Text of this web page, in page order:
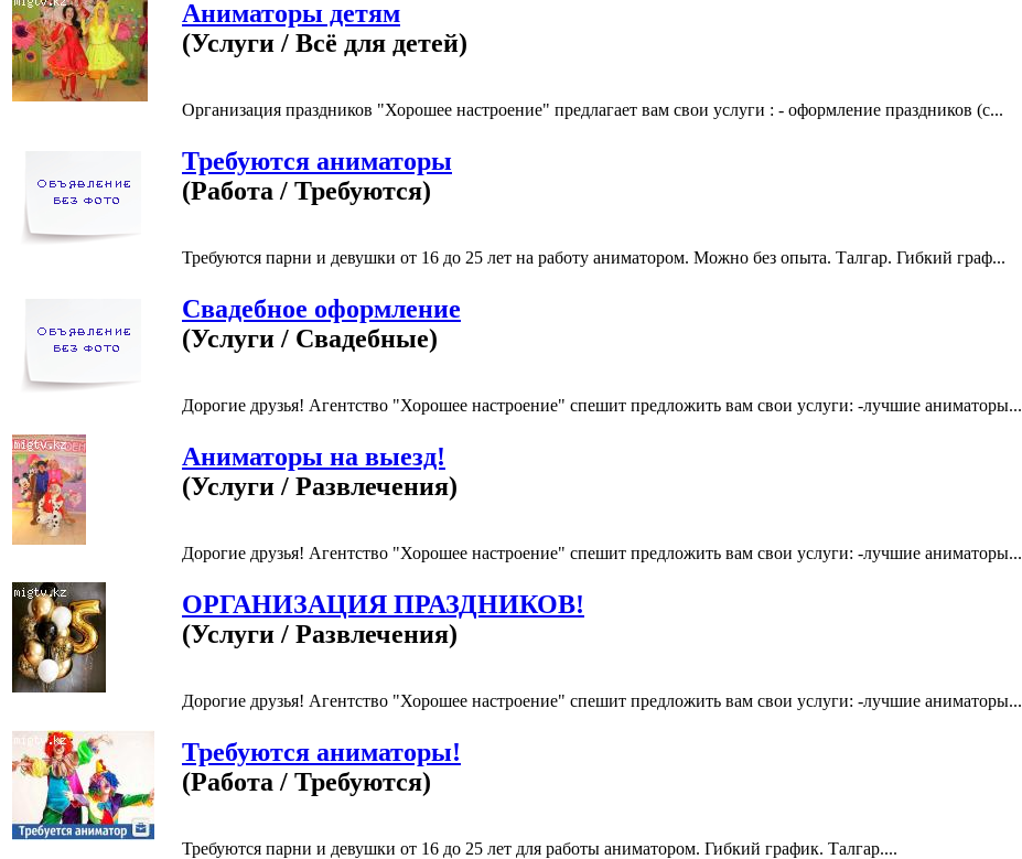
Аниматоры детям
(Услуги / Всё для детей)
Организация праздников "Хорошее настроение" предлагает вам свои услуги : - оформление праздников (с...
Требуются аниматоры
(Работа / Требуются)
Требуются парни и девушки от 16 до 25 лет на работу аниматором. Можно без опыта. Талгар. Гибкий граф...
Свадебное оформление
(Услуги / Свадебные)
Дорогие друзья! Агентство "Хорошее настроение" спешит предложить вам свои услуги: -лучшие аниматоры...
Аниматоры на выезд!
(Услуги / Развлечения)
Дорогие друзья! Агентство "Хорошее настроение" спешит предложить вам свои услуги: -лучшие аниматоры...
ОРГАНИЗАЦИЯ ПРАЗДНИКОВ!
(Услуги / Развлечения)
Дорогие друзья! Агентство "Хорошее настроение" спешит предложить вам свои услуги: -лучшие аниматоры...
Требуются аниматоры!
(Работа / Требуются)
Требуются парни и девушки от 16 до 25 лет для работы аниматором. Гибкий график. Талгар....